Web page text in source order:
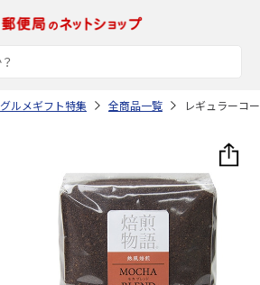
グルメギフト特集 全商品一覧 レギュラーコ